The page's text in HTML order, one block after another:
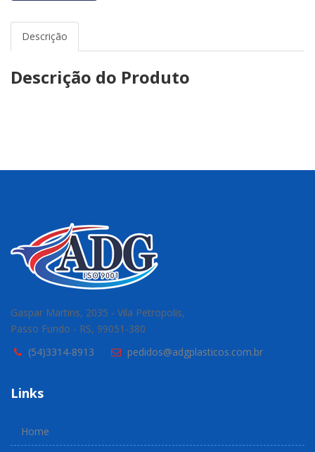
Descrição
Descrição do Produto
Gaspar Martins, 2035 - Vila Petropolis,
Passo Fundo - RS, 99051-380
(54)3314-8913
pedidos@adgplasticos.com.br
Links
Home